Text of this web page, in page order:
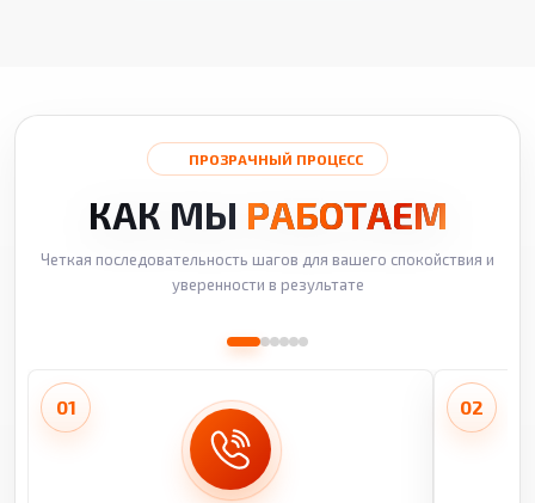
ПРОЗРАЧНЫЙ ПРОЦЕСС
КАК МЫ РАБОТАЕМ
Четкая последовательность шагов для вашего спокойствия и
уверенности в результате
01 02